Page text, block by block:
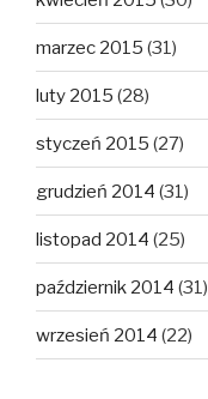
marzec 2015 (31)
luty 2015 (28)
styczeń 2015 (27)
grudzień 2014 (31)
listopad 2014 (25)
październik 2014 (31)
wrzesień 2014 (22)